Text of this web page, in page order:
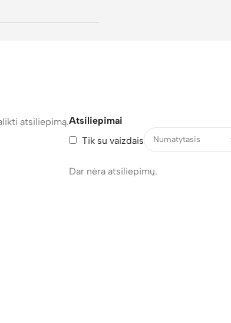
Atsiliepimai
Tik su vaizdais
Dar nėra atsiliepimų.
atsiliepimą.